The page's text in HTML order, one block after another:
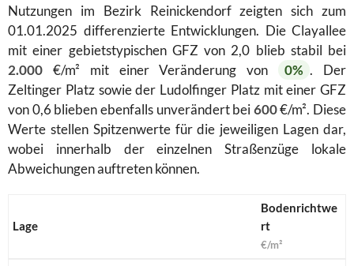
Nutzungen im Bezirk Reinickendorf zeigten sich zum
01.01.2025 differenzierte Entwicklungen. Die Clayallee
mit einer gebietstypischen GFZ von 2,0 blieb stabil bei
2.000 €/m² mit einer Veränderung von 0% . Der
Zeltinger Platz sowie der Ludolfinger Platz mit einer GFZ
von 0,6 blieben ebenfalls unverändert bei600€/m². Diese
Werte stellen Spitzenwerte für die jeweiligen Lagen dar,
wobei innerhalb der einzelnen Straßenzüge lokale
Abweichungen auftreten können.
Lage
Bodenrichtwe
rt
€/m²